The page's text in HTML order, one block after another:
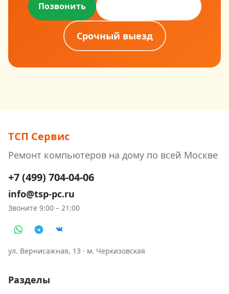
Позвонить
Срочный выезд
ТСП Сервис
Ремонт компьютеров на дому по всей Москве
+7 (499) 704-04-06
info@tsp-pc.ru
Звоните 9:00 – 21:00
ул. Вернисажная, 13 · м. Черкизовская
Разделы